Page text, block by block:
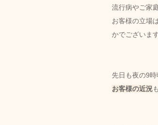
流行病やご家
お客様の立場
かでございます
先日も夜の9
お客様の近況